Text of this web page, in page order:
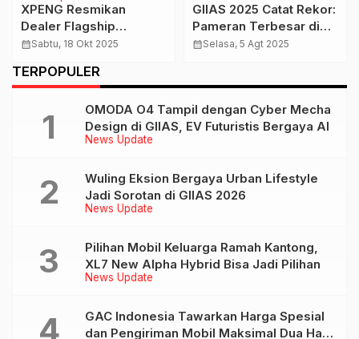
XPENG Resmikan
Dealer Flagship
Terbesar di Indonesia,
calendar_monthSabtu, 18 Okt 2025
GIIAS 2025 Catat Rekor:
Pameran Terbesar di
Dunia, Dihadiri Lebih
calendar_monthSelasa, 5 Agt 2025
TERPOPULER
News Update
OMODA O4 Tampil dengan Cyber Mecha
Design di GIIAS, EV Futuristis Bergaya AI
News Update
Wuling Eksion Bergaya Urban Lifestyle
Jadi Sorotan di GIIAS 2026
News Update
Pilihan Mobil Keluarga Ramah Kantong,
XL7 New Alpha Hybrid Bisa Jadi Pilihan
GAC Indonesia Tawarkan Harga Spesial
dan Pengiriman Mobil Maksimal Dua Hari